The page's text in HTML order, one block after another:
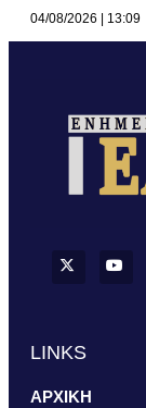
04/08/2026 13:09
LINKS
ΑΡΧΙΚΗ